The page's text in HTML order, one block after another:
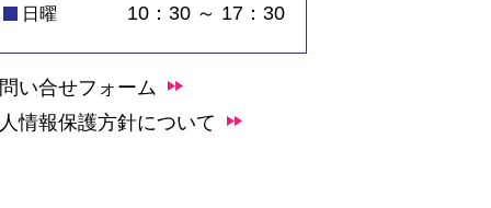
日曜 10：30 ～ 17：30
い合せフォーム
情報保護方針について